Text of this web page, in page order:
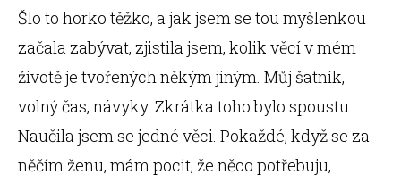
Šlo to horko těžko, a jak jsem se tou myšlenkou
začala zabývat, zjistila jsem, kolik věcí v mém
životě je tvořených někým jiným. Můj šatník,
volný čas, návyky. Zkrátka toho bylo spoustu.
Naučila jsem se jedné věci. Pokaždé, když se za
něčím ženu, mám pocit, že něco potřebuju,